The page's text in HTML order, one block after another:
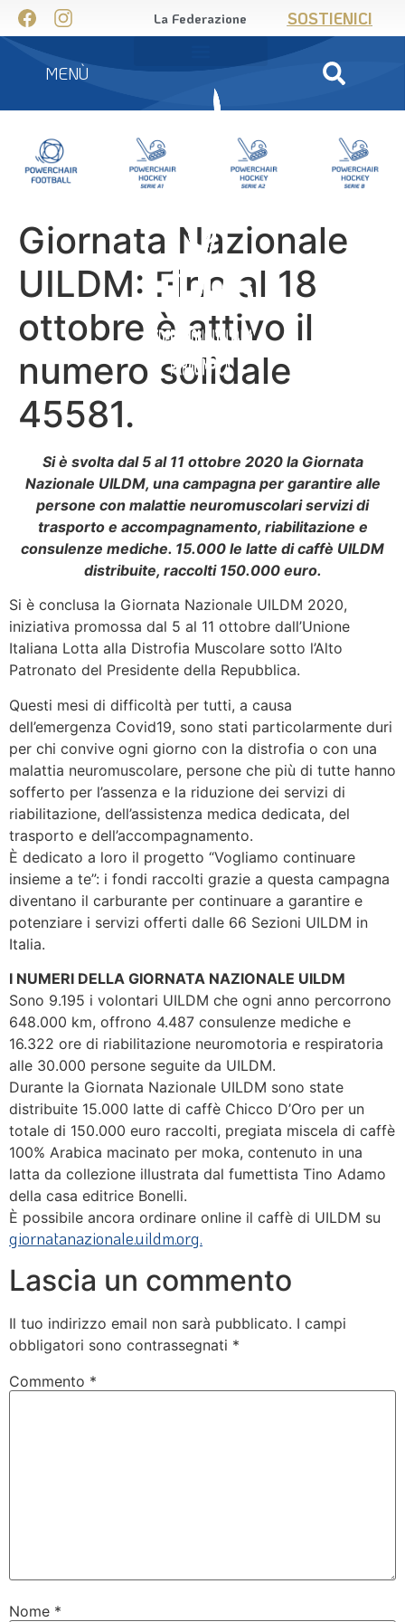
La Federazione SOSTIENICI
MENÙ
Giornata Nazionale
UILDM: Fino al 18
ottobre è attivo il
numero solidale
45581.
Si è svolta dal 5 al 11 ottobre 2020 la Giornata
Nazionale UILDM, una campagna per garantire alle
persone con malattie neuromuscolari servizi di
trasporto e accompagnamento, riabilitazione e
consulenze mediche. 15.000 le latte di caffè UILDM
distribuite, raccolti 150.000 euro.
Si è conclusa la Giornata Nazionale UILDM 2020,
iniziativa promossa dal 5 al 11 ottobre dall’Unione
Italiana Lotta alla Distrofia Muscolare sotto l’Alto
Patronato del Presidente della Repubblica.
Questi mesi di difficoltà per tutti, a causa
dell’emergenza Covid19, sono stati particolarmente duri
per chi convive ogni giorno con la distrofia o con una
malattia neuromuscolare, persone che più di tutte hanno
sofferto per l’assenza e la riduzione dei servizi di
riabilitazione, dell’assistenza medica dedicata, del
trasporto e dell’accompagnamento.
È dedicato a loro il progetto “Vogliamo continuare
insieme a te”: i fondi raccolti grazie a questa campagna
diventano il carburante per continuare a garantire e
potenziare i servizi offerti dalle 66 Sezioni UILDM in
Italia.
I NUMERI DELLA GIORNATA NAZIONALE UILDM
Sono 9.195 i volontari UILDM che ogni anno percorrono
648.000 km, offrono 4.487 consulenze mediche e
16.322 ore di riabilitazione neuromotoria e respiratoria
alle 30.000 persone seguite da UILDM.
Durante la Giornata Nazionale UILDM sono state
distribuite 15.000 latte di caffè Chicco D’Oro per un
totale di 150.000 euro raccolti, pregiata miscela di caffè
100% Arabica macinato per moka, contenuto in una
latta da collezione illustrata dal fumettista Tino Adamo
della casa editrice Bonelli.
È possibile ancora ordinare online il caffè di UILDM su
giornatanazionale.uildm.org.
Lascia un commento
Il tuo indirizzo email non sarà pubblicato. I campi
obbligatori sono contrassegnati *
Commento *
Nome *